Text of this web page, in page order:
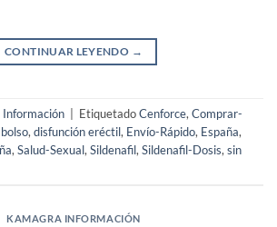
CONTINUAR LEYENDO →
Información EtiquetadoCenforce,Comprar-
,disfunción eréctil, Envío-Rápido, España,
,Salud-Sexual,Sildenafil,Sildenafil-Dosis,sin
KAMAGRA INFORMACIÓN